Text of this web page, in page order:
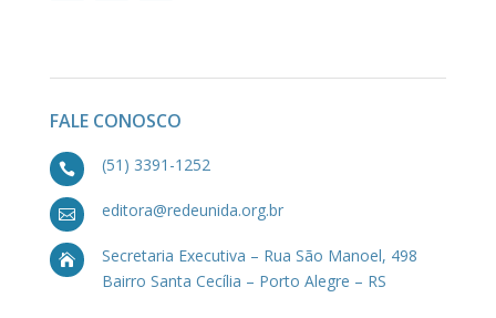
FALE CONOSCO
 (51) 3391-1252
 editora@redeunida.org.br

Secretaria Executiva – Rua São Manoel, 498
Bairro Santa Cecília – Porto Alegre – RS